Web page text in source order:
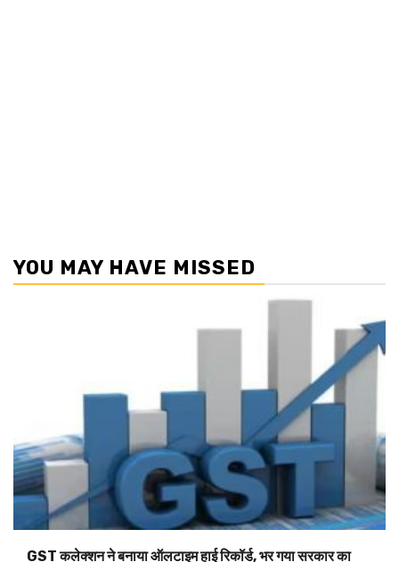
YOU MAY HAVE MISSED
GST कलेक्शन ने बनाया ऑलटाइम हाई रिकॉर्ड, भर गया सरकार का